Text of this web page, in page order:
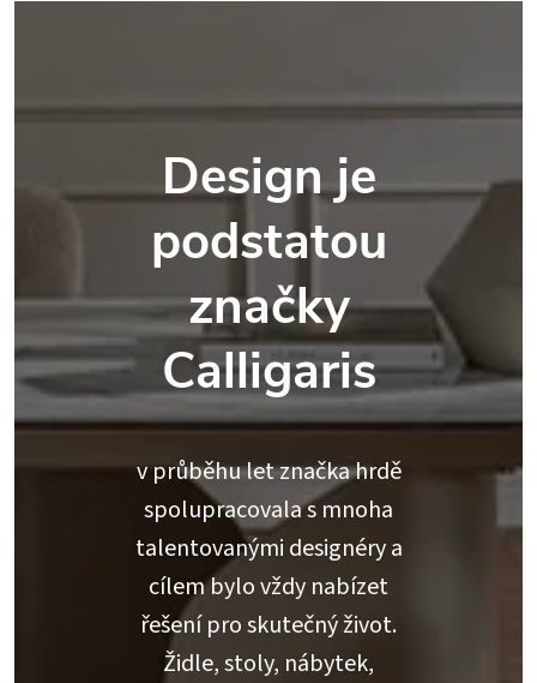
Design je
podstatou
značky
Calligaris
v průběhu let značka hrdě
spolupracovala s mnoha
talentovanými designéry a
cílem bylo vždy nabízet
řešení pro skutečný život.
Židle, stoly, nábytek,